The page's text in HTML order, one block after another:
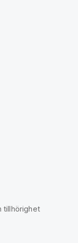
tillhörighet